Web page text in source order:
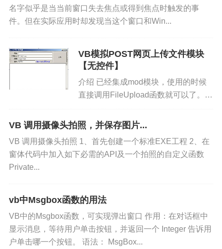
名字似乎是当当前窗口失去焦点或得到焦点时触发的事
件。但在实际应用时却发现当这个窗口和Win...
VB模拟POST网页上传文件模块
【无控件】
介绍 已经集成mod模块，使用的时候
直接调用FileUpload函数就可以了。程
来，通过post模拟上传头数据，再把文
VB 调用摄像头拍照，并保存图片...
VB 调用摄像头拍照 1、首先创建一个标准EXE工程 2、在
窗体代码中加入如下必需的API及一个拍照的自定义函数
Private...
vb中Msgbox函数的用法
VB中的Msgbox函数，可实现弹出窗口 作用：在对话框中
显示消息，等待用户单击按钮，并返回一个 Integer 告诉用
户单击哪一个按钮。 语法： MsgBox...